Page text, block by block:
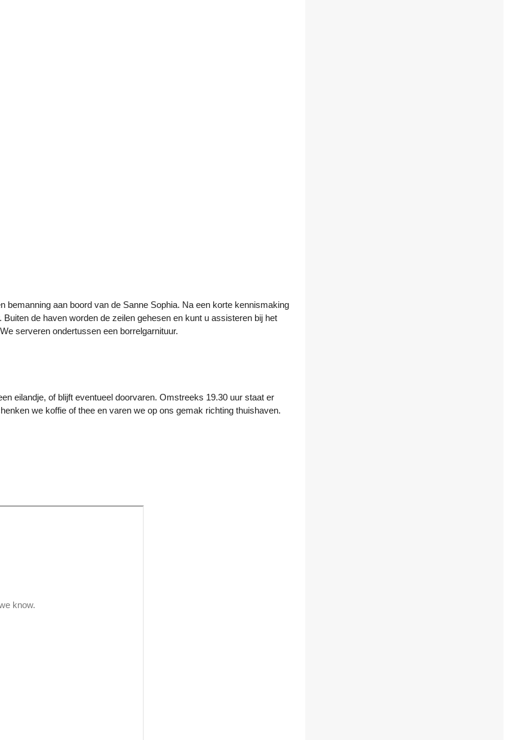
bemanning aan boord van de Sanne Sophia. Na een korte kennismaking
de haven worden de zeilen gehesen en kunt u assisteren bij het
serveren ondertussen een borrelgarnituur.
eilandje, of blijft eventueel doorvaren. Omstreeks 19.30 uur staat er
we koffie of thee en varen we op ons gemak richting thuishaven.